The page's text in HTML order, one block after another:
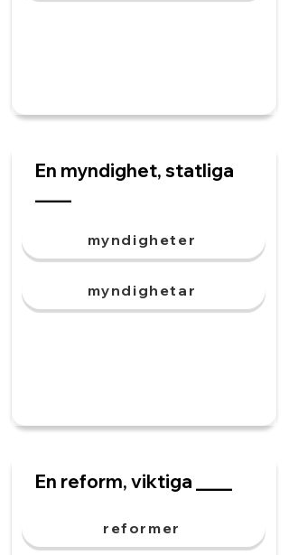
En myndighet, statliga
myndigheter
myndighetar
En reform, viktiga ____
reformer